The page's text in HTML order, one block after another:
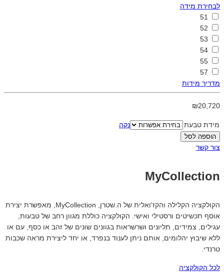
לבחירת מידה
51
52
53
54
55
57
מדריך מידות
₪20,720
מידת טבעת נקה
הוספה לסל
צור קשר
MyCollection
הקולקציה הקלילה והקז'ואלית של ה.שטרן, MyCollection, מאפשרת יצירת
אוסף תכשיטים ורסטילי ואישי. הקולקציה כוללת מגוון רחב של טבעות,
עגילים, צמידים, תליונים ושרשראות בגוונים שונים של זהב או כסף, עם או
ללא שיבוץ יהלומים, אותם ניתן לענוד בנפרד, או יחד ליצירת מראה שכבות
טרנדי.
לכל הקולקציה